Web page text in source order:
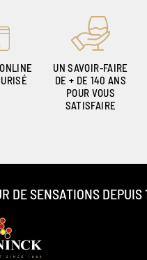
UN SAVOIR-FAIRE
DE + DE 140 ANS
POUR VOUS
SATISFAIRE
DE SENSATIONS DEPUIS